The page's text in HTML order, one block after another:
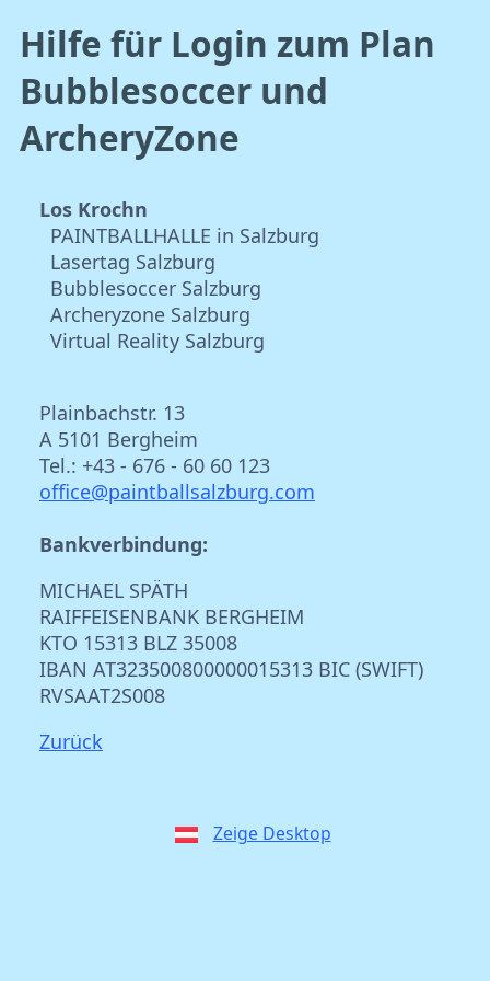
Hilfe für Login zum Plan
Bubblesoccer und
ArcheryZone
Los Krochn
PAINTBALLHALLE in Salzburg
Lasertag Salzburg
Bubblesoccer Salzburg
Archeryzone Salzburg
Virtual Reality Salzburg
Plainbachstr. 13
A 5101 Bergheim
Tel.: +43 - 676 - 60 60 123
office@paintballsalzburg.com
Bankverbindung:
MICHAEL SPÄTH
RAIFFEISENBANK BERGHEIM
KTO 15313 BLZ 35008
IBAN AT323500800000015313 BIC (SWIFT)
RVSAAT2S008
Zurück
Zeige Desktop